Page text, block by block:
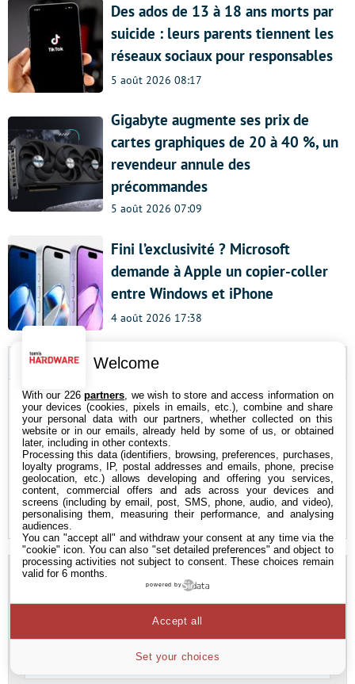
Des ados de 13 à 18 ans morts par
suicide : leurs parents tiennent les
réseaux sociaux pour responsables
5 août 2026 08:17
Gigabyte augmente ses prix de
cartes graphiques de 20 à 40 %, un
revendeur annule des
précommandes
5 août 2026 07:09
Fini l’exclusivité ? Microsoft
demande à Apple un copier-coller
entre Windows et iPhone
4 août 2026 17:38
🔥 Les Tendances
Prix RAM
Apple iPhone
Nvidia
IA
GTA 6
Newsletter
Abonnez-vous à notre newsletter pour recevoir nos
Adresse
Welcome
With our 226partners , we wish to store and access information on
your devices (cookies, pixels in emails, etc.), combine and share
your personal data with our partners, whether collected on this
website or in our emails, already held by some of us, or obtained
later, including in other contexts.
Processing this data (identifiers, browsing, preferences, purchases,
loyalty programs, IP, postal addresses and emails, phone, precise
geolocation, etc.) allows developing and offering you services,
content, commercial offers and ads across your devices and
screens (including by email, post, SMS, phone, audio, and video),
personalising them, measuring their performance, and analysing
audiences.
You can "accept all" and withdraw your consent at any time via the
"cookie" icon. You can also "set detailed preferences" and object to
processing activities not subject to consent. These choices remain
valid for 6 months.
powered by
Set your choices
Accept all